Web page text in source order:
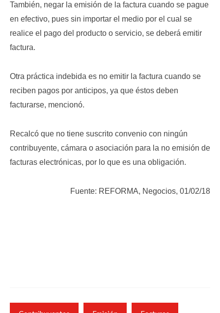
También, negar la emisión de la factura cuando se pague
en efectivo, pues sin importar el medio por el cual se
realice el pago del producto o servicio, se deberá emitir
factura.
Otra práctica indebida es no emitir la factura cuando se
reciben pagos por anticipos, ya que éstos deben
facturarse, mencionó.
Recalcó que no tiene suscrito convenio con ningún
contribuyente, cámara o asociación para la no emisión de
facturas electrónicas, por lo que es una obligación.
Fuente: REFORMA, Negocios, 01/02/18